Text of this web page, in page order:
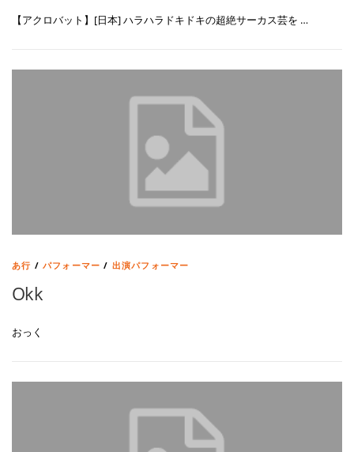
【アクロバット】[日本] ハラハラドキドキの超絶サーカス芸を …
あ行 /パフォーマー / 出演パフォーマー
Okk
おっく